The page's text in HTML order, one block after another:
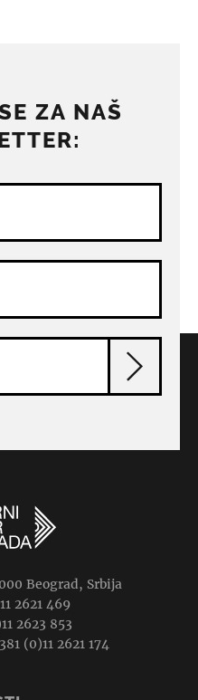
ZA NAŠ
Beograd, Srbija
2621 469
2623 853
(0)11 2621 174